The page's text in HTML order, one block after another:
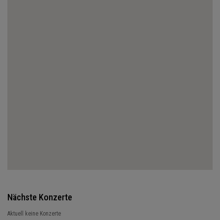
Nächste Konzerte
Aktuell keine Konzerte